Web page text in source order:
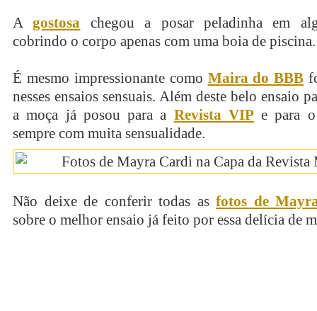
Agostosa chegou a posar peladinha em
cobrindo o corpo apenas com uma boia de piscina.
É mesmo impressionante como Maira do BBB
nesses ensaios sensuais. Além deste belo ensaio
a moça já posou para a Revista VIPe para
sempre com muita sensualidade.
Não deixe de conferir todas as fotos de
sobre o melhor ensaio já feito por essa delícia de